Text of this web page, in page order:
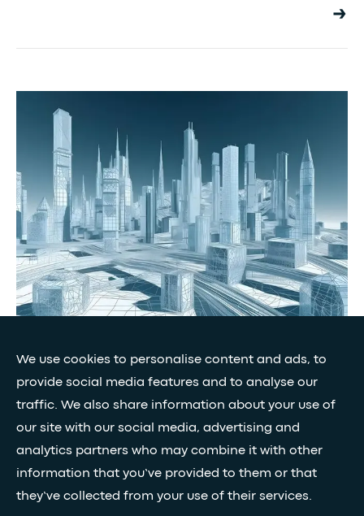
We use cookies to personalise content and ads, to
provide social media features and to analyse our
traffic. We also share information about your use of
our site with our social media, advertising and
analytics partners who may combine it with other
information that you’ve provided to them or that
they’ve collected from your use of their services.
PERSPECTIVA• BJN78+•
Los gemelos digitales, núcleo de los
conocimientos tecnológicos de Egis